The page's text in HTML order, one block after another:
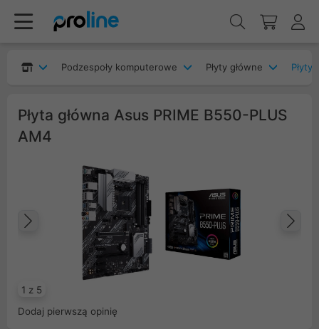
Podzespoły komputerowe Płyty główne Płyty
Płyta główna Asus PRIME B550-PLUS
AM4
1 z 5
Poprzedni
Dodaj pierwszą opinię